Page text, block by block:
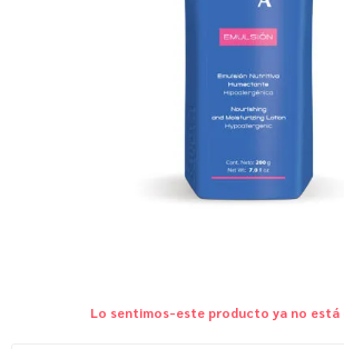
Lo sentimos-este producto ya no está